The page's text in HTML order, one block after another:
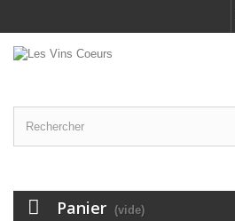
Panier (vide)